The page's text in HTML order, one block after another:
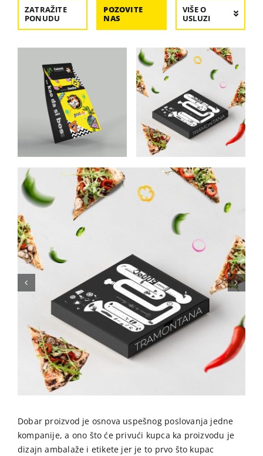
ZATRAŽITE
PONUDU
POZOVITE
NAS
VIŠE O
USLUZI
Dobar proizvod je osnova uspešnog poslovanja jedne
kompanije, a ono što će privući kupca ka proizvodu je
dizajn ambalaže i etikete jer je to prvo što kupac